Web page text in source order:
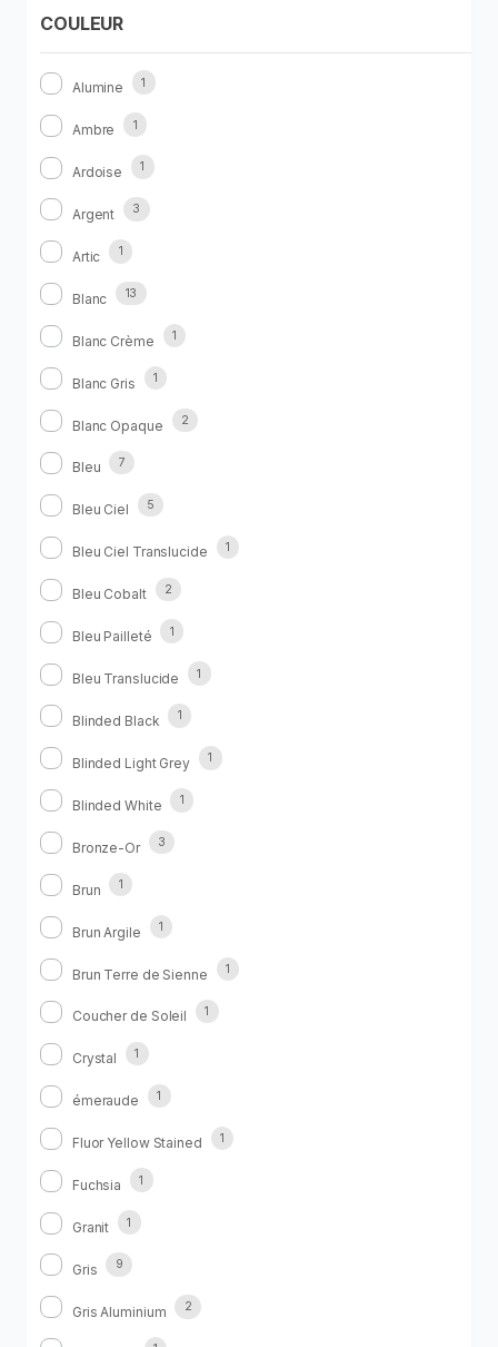
COULEUR
Alumine 1
Ambre 1
Ardoise 1
Argent 3
Artic 1
Blanc 13
Blanc Crème 1
Blanc Gris 1
Blanc Opaque 2
Bleu 7
Bleu Ciel 5
Bleu Ciel Translucide 1
Bleu Cobalt 2
Bleu Pailleté 1
Bleu Translucide 1
Blinded Black 1
Blinded Light Grey 1
Blinded White 1
Bronze-Or 3
Brun 1
Brun Argile 1
Brun Terre de Sienne 1
Coucher de Soleil 1
Crystal 1
émeraude 1
Fluor Yellow Stained 1
Fuchsia 1
Granit 1
Gris 9
Gris Aluminium 2